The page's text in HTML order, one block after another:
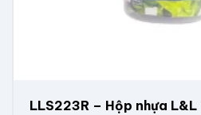
LLS223R – Hộp nhựa